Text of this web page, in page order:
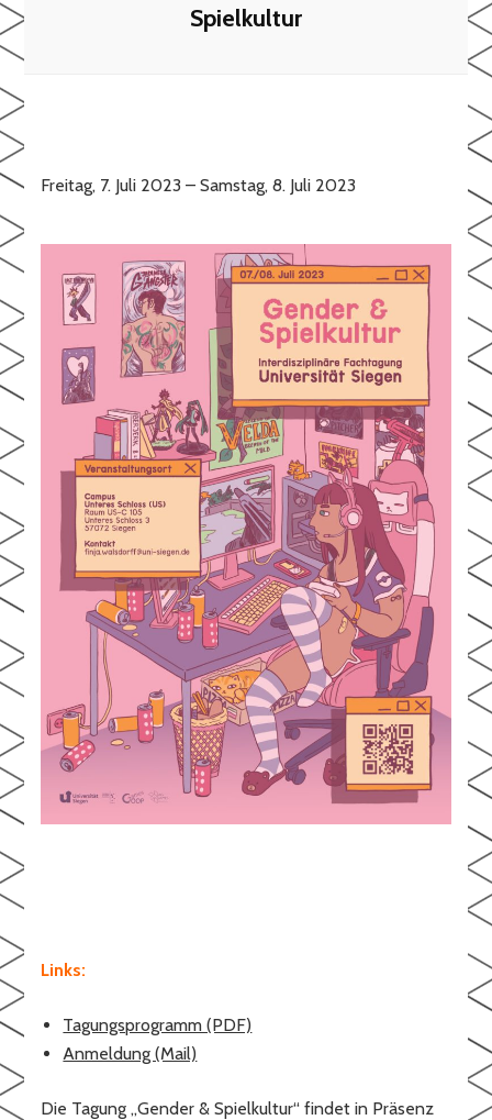
Spielkultur
Freitag, 7. Juli 2023 – Samstag, 8. Juli 2023
Links:
Tagungsprogramm (PDF)
Anmeldung (Mail)
Die Tagung „Gender & Spielkultur“ findet in Präsenz